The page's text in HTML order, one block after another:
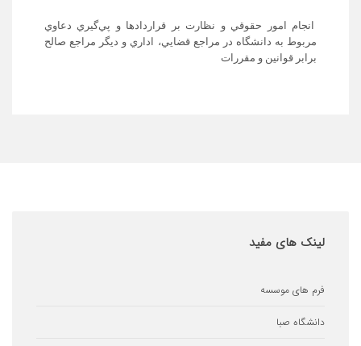
امور حقوقي و نظارت بر قراردادها و پي‌گيري دعاوي
به دانشگاه در مراجع قضايي، اداري و ديگر مراجع صالح
قوانين و مقررات
های مفید
موسسه